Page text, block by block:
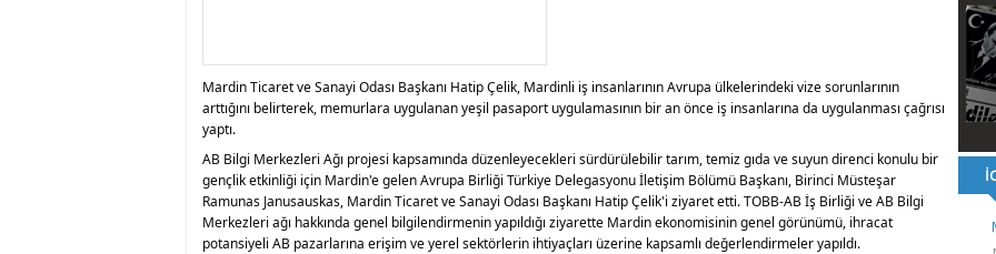
Mardin Ticaret ve Sanayi Odası Başkanı Hatip Çelik, Mardinli iş insanlarının Avrupa ülkelerindeki vize sorunlarının
arttığını belirterek, memurlara uygulanan yeşil pasaport uygulamasının bir an önce iş insanlarına da uygulanması çağrısı
yaptı.
AB Bilgi Merkezleri Ağı projesi kapsamında düzenleyecekleri sürdürülebilir tarım, temiz gıda ve suyun direnci konulu bir
gençlik etkinliği için Mardin'e gelen Avrupa Birliği Türkiye Delegasyonu İletişim Bölümü Başkanı, Birinci Müsteşar
Ramunas Janusauskas, Mardin Ticaret ve Sanayi Odası Başkanı Hatip Çelik'i ziyaret etti. TOBB-AB İş Birliği ve AB Bilgi
Merkezleri ağı hakkında genel bilgilendirmenin yapıldığı ziyarette Mardin ekonomisinin genel görünümü, ihracat
potansiyeli AB pazarlarına erişim ve yerel sektörlerin ihtiyaçları üzerine kapsamlı değerlendirmeler yapıldı.